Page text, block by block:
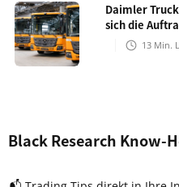
Daimler
sich die
13 Min.
Black Research Know-